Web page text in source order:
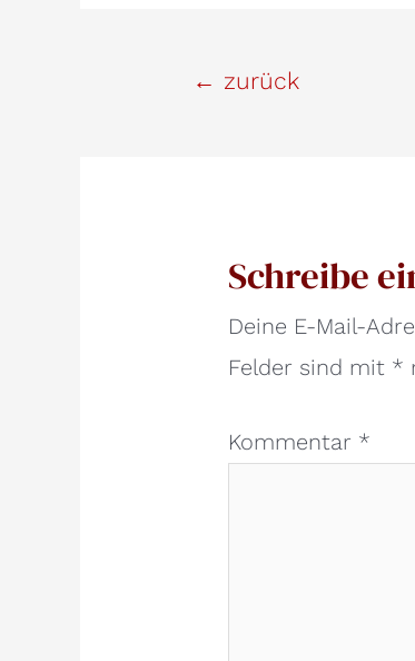
Beitrags-
← zurück
Schreibe
Deine E-Mail-
Felder sind mit *
Kommentar *